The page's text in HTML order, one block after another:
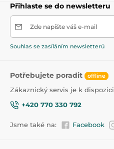
Přihlaste se do newsletteru
Zde napište váš e-mail
Souhlas se zasíláním newsletterů
Potřebujete poradit offline
Zákaznický servis je k dispozici
+420 770 330 792
Jsme také na: Facebook